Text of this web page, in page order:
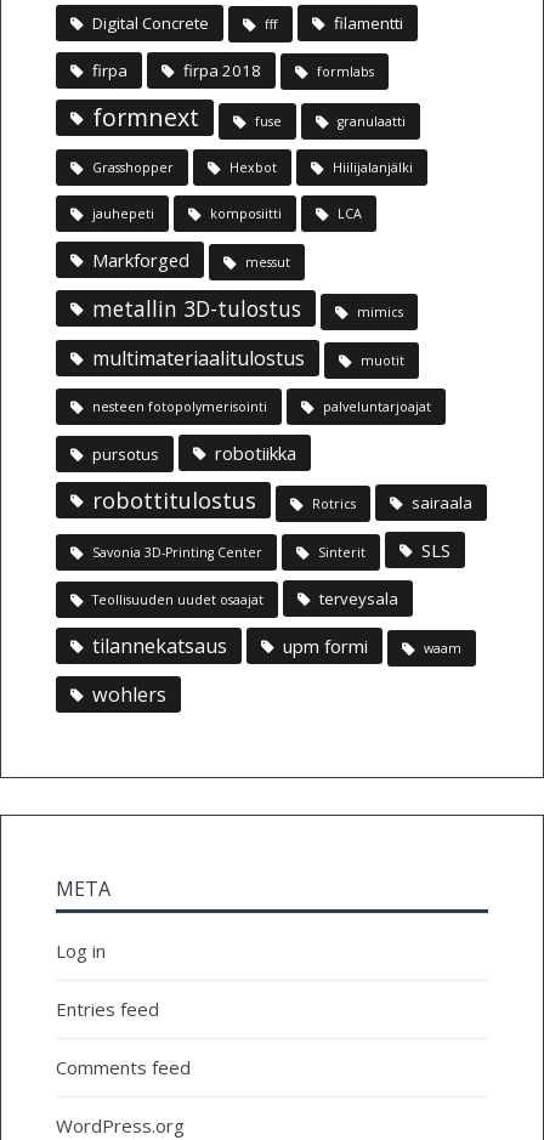
Digital Concrete fff filamentti
firpa firpa 2018 formlabs
formnext fuse granulaatti
Grasshopper Hexbot Hiilijalanjälki
jauhepeti komposiitti LCA
Markforged messut
metallin 3D-tulostus mimics
multimateriaalitulostus muotit
nesteen fotopolymerisointi palveluntarjoajat
pursotus robotiikka
robottitulostus Rotrics sairaala
Savonia 3D-Printing Center Sinterit SLS
Teollisuuden uudet osaajat terveysala
tilannekatsaus upm formi waam
wohlers
META
Log in
Entries feed
Comments feed
WordPress.org